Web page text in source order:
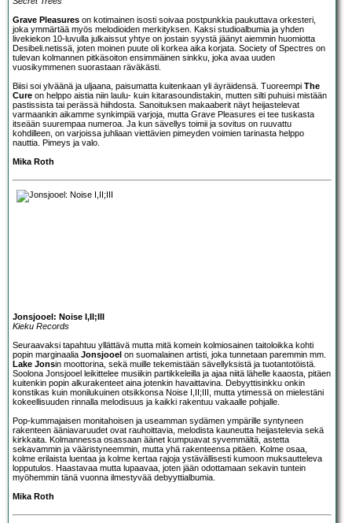
Grave Pleasures on kotimainen isosti soivaa postpunkkia paukuttava orkesteri,
joka ymmärtää myös melodioiden merkityksen. Kaksi studioalbumia ja yhden
livekiekon 10-luvulla julkaissut yhtye on jostain syystä jäänyt aiemmin huomiotta
Desibeli.netissä, joten moinen puute oli korkea aika korjata. Society of Spectres on
tulevan kolmannen pitkäsoiton ensimmäinen sinkku, joka avaa uuden
vuosikymmenen suorastaan räväkästi.
Biisi soi ylväänä ja uljaana, paisumatta kuitenkaan yli äyräidensä. Tuoreempi The
Cure on helppo aistia niin laulu- kuin kitarasoundistakin, mutten silti puhuisi mistään
pastissista tai perässä hiihdosta. Sanoituksen makaaberit näyt heijastelevat
varmaankin aikamme synkimpiä varjoja, mutta Grave Pleasures ei tee tuskasta
itseään suurempaa numeroa. Ja kun sävellys toimii ja sovitus on ruuvattu
kohdilleen, on varjoissa juhliaan viettävien pimeyden voimien tarinasta helppo
nauttia. Pimeys ja valo.
Mika Roth
Jonsjooel: Noise I,II;III
Kieku Records
Seuraavaksi tapahtuu yllättävä mutta mitä komein kolmiosainen taitoloikka kohti
popin marginaalia Jonsjooel on suomalainen artisti, joka tunnetaan paremmin mm.
Lake Jonsin moottorina, sekä muille tekemistään sävellyksistä ja tuotantotöistä.
Soolona Jonsjooel leikittelee musiikin partikkeleilla ja ajaa niitä lähelle kaaosta, pitäen
kuitenkin popin alkurakenteet aina jotenkin havaittavina. Debyyttisinkku onkin
konstikas kuin monilukuinen otsikkonsa Noise I,II;III, mutta ytimessä on mielestäni
kokeellisuuden rinnalla melodisuus ja kaikki rakentuu vakaalle pohjalle.
Pop-kummajaisen monitahoisen ja useamman sydämen ympärille syntyneen
rakenteen ääniavaruudet ovat rauhoittavia, melodista kauneutta heijastelevia sekä
kirkkaita. Kolmannessa osassaan äänet kumpuavat syvemmältä, astetta
sekavammin ja vääristyneemmin, mutta yhä rakenteensa pitäen. Kolme osaa,
kolme erilaista luentaa ja kolme kertaa rajoja ystävällisesti kumoon muksautteleva
lopputulos. Haastavaa mutta lupaavaa, joten jään odottamaan sekavin tuntein
myöhemmin tänä vuonna ilmestyvää debyyttialbumia.
Mika Roth